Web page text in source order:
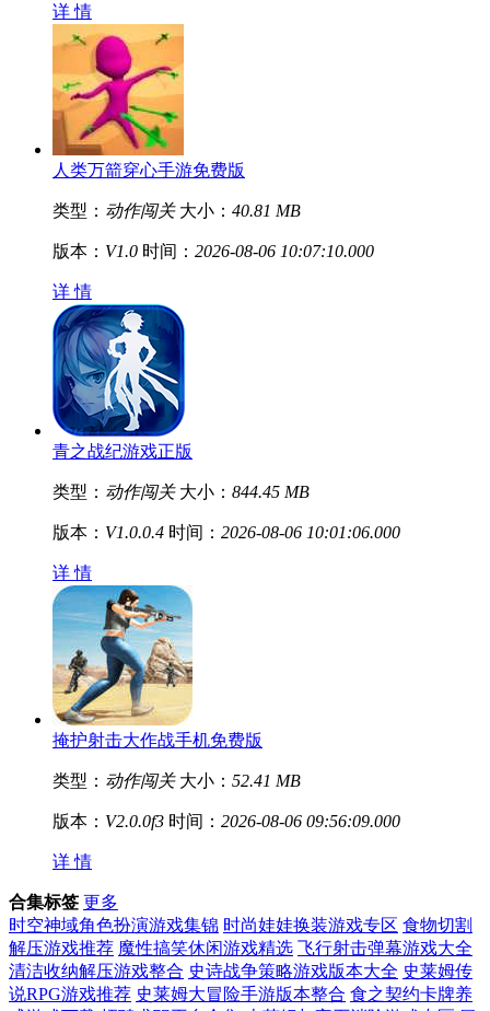
详 情
人类万箭穿心手游免费版
类型： 动作闯关 大小： 40.81 MB
版本： V1.0 时间： 2026-08-06 10:07:10.000
详 情
青之战纪游戏正版
类型： 动作闯关 大小： 844.45 MB
版本： V1.0.0.4 时间： 2026-08-06 10:01:06.000
详 情
掩护射击大作战手机免费版
类型： 动作闯关 大小： 52.41 MB
版本： V2.0.0f3 时间： 2026-08-06 09:56:09.000
详 情
合集标签 更多
时空神域角色扮演游戏集锦 时尚娃娃换装游戏专区 食物切割
解压游戏推荐 魔性搞笑休闲游戏精选 飞行射击弹幕游戏大全
清洁收纳解压游戏整合 史诗战争策略游戏版本大全 史莱姆传
说RPG游戏推荐 史莱姆大冒险手游版本整合 食之契约卡牌养